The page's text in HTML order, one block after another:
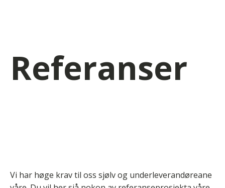
Referanser
Vi har høge krav til oss sjølv og underleverandøreane